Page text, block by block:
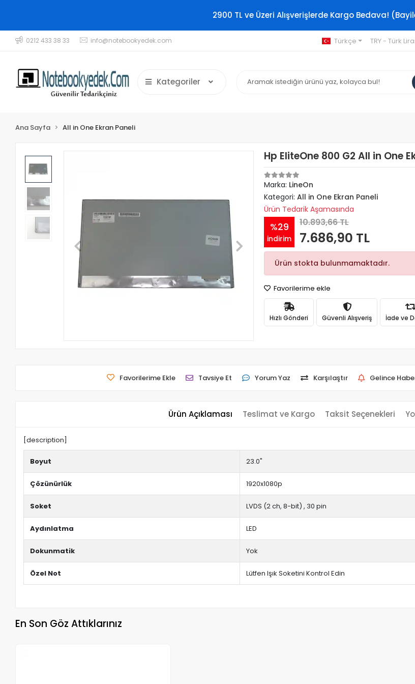
2900 TL ve Üzeri Alışverişlerde Kargo Bedava!
0212 433 38 33 info@notebookyedek.com Türkçe TRY - Türk
Kategoriler
Ana Sayfa All in One Ekran Paneli
Hp EliteOne 800 G2 All in One
Marka: LineOn
Kategori:All in One Ekran Paneli
Ürün Tedarik Aşamasında
%29
indirim
10.893,66 TL
7.686,90 TL
Ürün stokta bulunmamaktadır.
Favorilerime ekle
Hızlı Gönderi Güvenli Alışveriş İade ve
Favorilerime Ekle Tavsiye Et Yorum Yaz Karşılaştır Gelince
Ürün Açıklaması Teslimat ve Kargo Taksit Seçenekleri
[description]
Boyut 23.0"
Çözünürlük 1920x1080p
Soket LVDS (2 ch, 8-bit) , 30 pin
Aydınlatma LED
Dokunmatik Yok
Özel Not Lütfen Işık Soketini Kontrol Edin
En Son Göz Attıklarınız